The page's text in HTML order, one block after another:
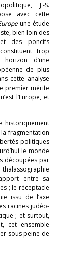
J.-S.
avec cette
une étude
bien loin des
des poncifs
trop
horizon d’une
de plus
cette analyse
premier mérite
l’Europe, et
historiquement
fragmentation
politiques
le monde
découpées par
entre sa
; le réceptacle
issu de l’axe
racines judéo-
; et surtout,
cet ensemble
sous peine de